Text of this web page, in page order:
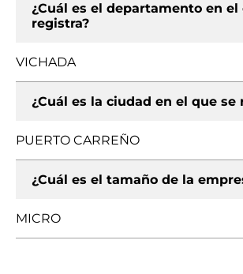
¿Cuál es el departamento en el
registra?
VICHADA
¿Cuál es la ciudad en el que se
PUERTO CARREÑO
¿Cuál es el tamaño de la
MICRO